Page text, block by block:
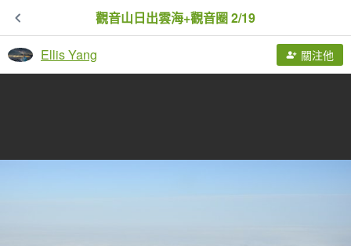
觀音山日出雲海+觀音圈 2/19
Ellis Yang 關注他